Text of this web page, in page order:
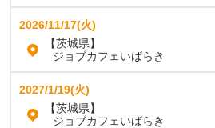
2026/11/17(火)
【茨城県】
ジョブカフェいばらき
2027/1/19(火)
【茨城県】
ジョブカフェいばらき